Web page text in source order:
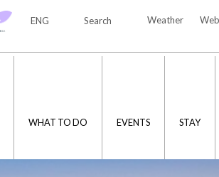
Weather
Search
ENG
WHAT TO DO EVENTS STAY